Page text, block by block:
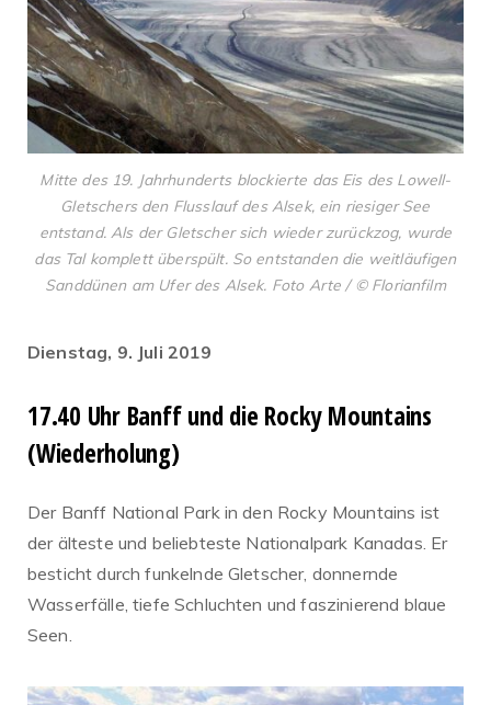
Mitte des 19. Jahrhunderts blockierte das Eis des Lowell-
Gletschers den Flusslauf des Alsek, ein riesiger See
entstand. Als der Gletscher sich wieder zurückzog, wurde
das Tal komplett überspült. So entstanden die weitläufigen
Sanddünen am Ufer des Alsek. Foto Arte / © Florianfilm
Dienstag, 9. Juli 2019
17.40 Uhr Banff und die Rocky Mountains
(Wiederholung)
Der Banff National Park in den Rocky Mountains ist
der älteste und beliebteste Nationalpark Kanadas. Er
besticht durch funkelnde Gletscher, donnernde
Wasserfälle, tiefe Schluchten und faszinierend blaue
Seen.